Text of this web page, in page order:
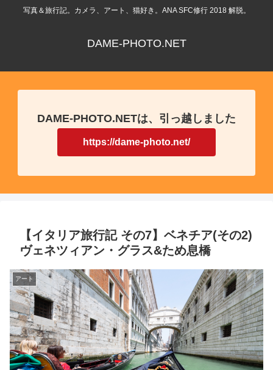
写真＆旅行記。カメラ、アート、猫好き。ANA SFC修行 2018 解脱。
DAME-PHOTO.NET
DAME-PHOTO.NETは、引っ越しました
https://dame-photo.net/
【イタリア旅行記 その7】ベネチア(その2)
ヴェネツィアン・グラス&ため息橋
アート